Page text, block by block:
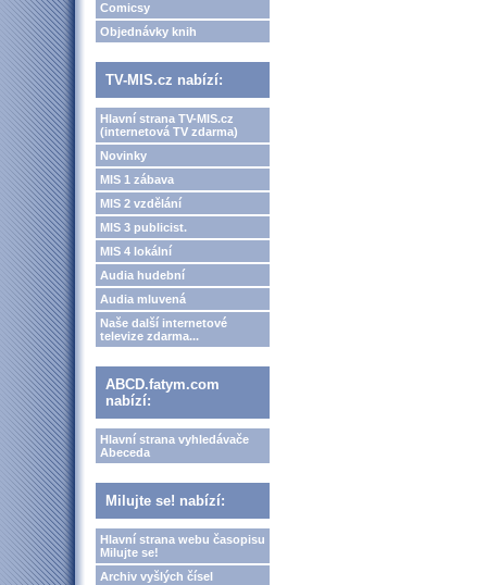
Comicsy
Objednávky knih
TV-MIS.cz nabízí:
Hlavní strana TV-MIS.cz
(internetová TV zdarma)
Novinky
MIS 1 zábava
MIS 2 vzdělání
MIS 3 publicist.
MIS 4 lokální
Audia hudební
Audia mluvená
Naše další internetové
televize zdarma...
ABCD.fatym.com
nabízí:
Hlavní strana vyhledávače
Abeceda
Milujte se! nabízí:
Hlavní strana webu časopisu
Milujte se!
Archiv vyšlých čísel